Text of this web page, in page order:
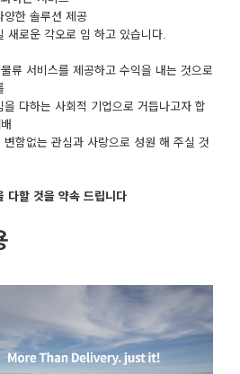
양한 솔루션 제공
새로운 각오로 임 하고 있습니다.
류 서비스를 제공하고 수익을 내는 것으로
다하는 사회적 기업으로 거듭나고자 합
함없는 관심과 사랑으로 성원 해 주실 것
다할 것을 약속 드립니다